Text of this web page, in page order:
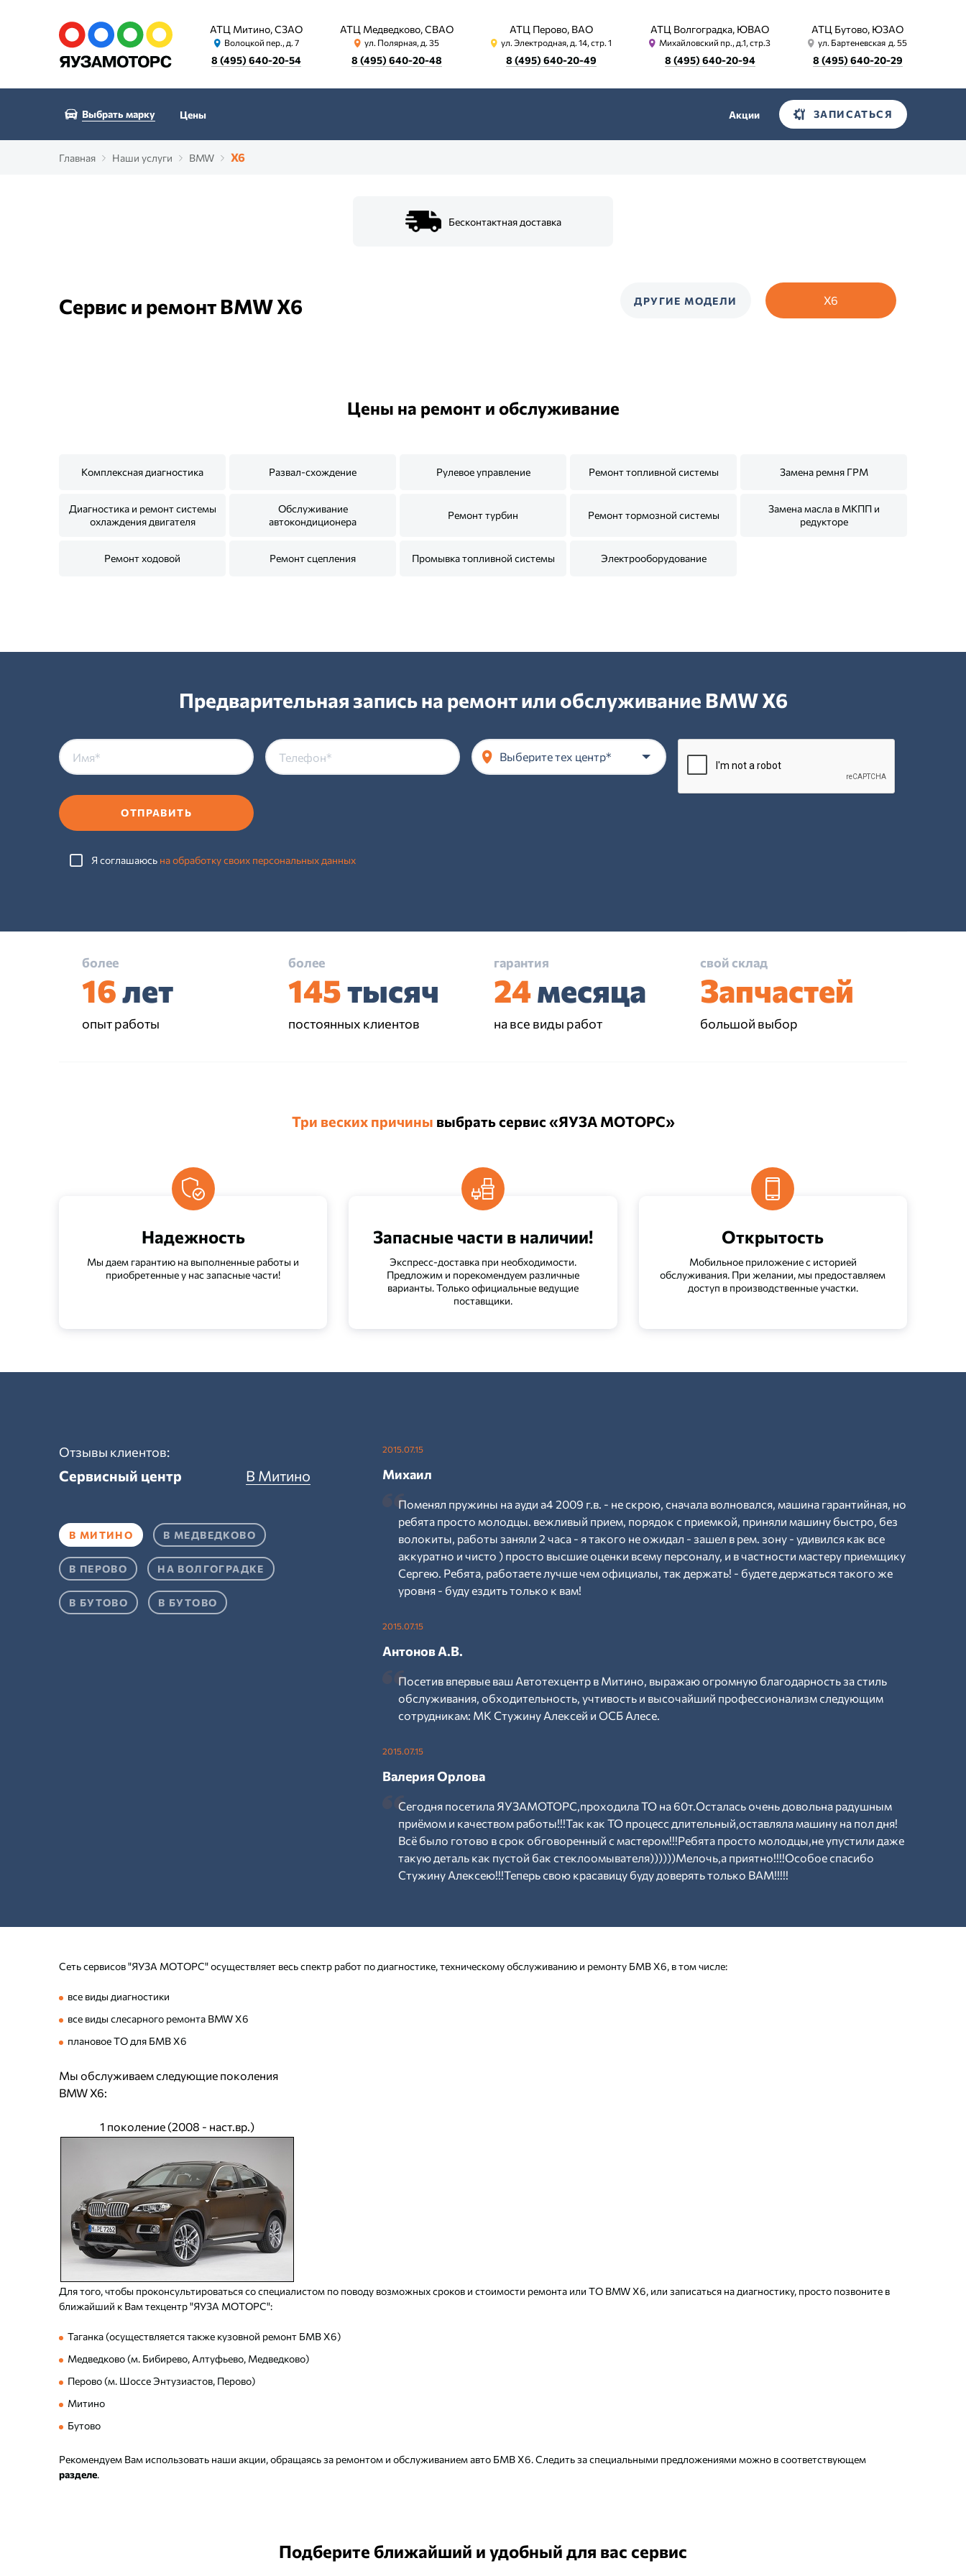
АТЦ Митино, СЗАО
Волоцкой пер., д. 7
8 (495) 640-20-54
АТЦ Медведково, СВАО
ул. Полярная, д. 35
8 (495) 640-20-48
АТЦ Перово, ВАО
ул. Электродная, д. 14, стр. 1
8 (495) 640-20-49
АТЦ Волгоградка, ЮВАО
Михайловский пр., д.1, стр.3
8 (495) 640-20-94
АТЦ Бутово, ЮЗАО
ул. Бартеневская д. 55
8 (495) 640-20-29
Выбрать марку Цены Акции ЗАПИСАТЬСЯ
Главная Наши услуги BMW X6
Бесконтактная доставка
Сервис и ремонт BMW X6 ДРУГИЕ МОДЕЛИ X6
Цены на ремонт и обслуживание
Комплексная диагностика Развал-схождение Рулевое управление Ремонт топливной системы Замена ремня ГРМ
Диагностика и ремонт системы
охлаждения двигателя
Обслуживание
автокондиционера
Ремонт турбин Ремонт тормозной системы
Замена масла в МКПП и
редукторе
Ремонт ходовой Ремонт сцепления Промывка топливной системы Электрооборудование
Предварительная запись на ремонт или обслуживание BMW X6
Выберите тех центр*
ОТПРАВИТЬ
Я соглашаюсь на обработку своих персональных данных
более
16лет
опыт работы
более
145тысяч
постоянных клиентов
гарантия
24месяца
на все виды работ
свой склад
Запчастей
большой выбор
Три веских причины выбрать сервис «ЯУЗА МОТОРС»
Надежность
Мы даем гарантию на выполненные работы и
приобретенные у нас запасные части!
Запасные части в наличии!
Экспресс-доставка при необходимости.
Предложим и порекомендуем различные
варианты. Только официальные ведущие
поставщики.
Открытость
Мобильное приложение с историей
обслуживания. При желании, мы предоставляем
доступ в производственные участки.
Отзывы клиентов:
Сервисный центр В Митино
В МИТИНО В МЕДВЕДКОВО
В ПЕРОВО НА ВОЛГОГРАДКЕ
В БУТОВО В БУТОВО
2015.07.15
Михаил
Поменял пружины на ауди а4 2009 г.в. - не скрою, сначала волновался, машина гарантийная, но
ребята просто молодцы. вежливый прием, порядок с приемкой, приняли машину быстро, без
волокиты, работы заняли 2 часа - я такого не ожидал - зашел в рем. зону - удивился как все
аккуратно и чисто ) просто высшие оценки всему персоналу, и в частности мастеру приемщику
Сергею. Ребята, работаете лучше чем официалы, так держать! - будете держаться такого же
уровня - буду ездить только к вам!
2015.07.15
Антонов А.В.
Посетив впервые ваш Автотехцентр в Митино, выражаю огромную благодарность за стиль
обслуживания, обходительность, учтивость и высочайший профессионализм следующим
сотрудникам: МК Стужину Алексей и ОСБ Алесе.
2015.07.15
Валерия Орлова
Сегодня посетила ЯУЗАМОТОРС,проходила ТО на 60т.Осталась очень довольна радушным
приёмом и качеством работы!!!Так как ТО процесс длительный,оставляла машину на пол дня!
Всё было готово в срок обговоренный с мастером!!!Ребята просто молодцы,не упустили даже
такую деталь как пустой бак стеклоомывателя))))))Мелочь,а приятно!!!!Особое спасибо
Стужину Алексею!!!Теперь свою красавицу буду доверять только ВАМ!!!!!
Сеть сервисов "ЯУЗА МОТОРС" осуществляет весь спектр работ по диагностике, техническому обслуживанию и ремонту БМВ Х6, в том числе:
все виды диагностики
все виды слесарного ремонта BMW X6
плановое ТО для БМВ Х6
Мы обслуживаем следующие поколения
BMW X6:
1 поколение (2008 - наст.вр.)
Для того, чтобы проконсультироваться со специалистом по поводу возможных сроков и стоимости ремонта или ТО BMW X6, или записаться на диагностику, просто позвоните в
ближайший к Вам техцентр "ЯУЗА МОТОРС":
Таганка (осуществляется также кузовной ремонт БМВ Х6)
Медведково (м. Бибирево, Алтуфьево, Медведково)
Перово (м. Шоссе Энтузиастов, Перово)
Митино
Бутово
Рекомендуем Вам использовать наши акции, обращаясь за ремонтом и обслуживанием авто БМВ Х6. Следить за специальными предложениями можно в соответствующем
разделе.
Подберите ближайший и удобный для вас сервис